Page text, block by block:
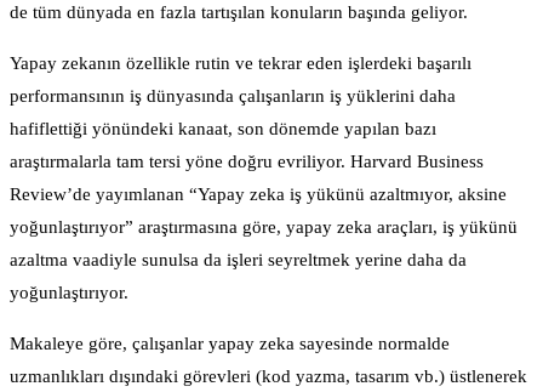
de tüm dünyada en fazla tartışılan konuların başında geliyor.
Yapay zekanın özellikle rutin ve tekrar eden işlerdeki başarılı
performansının iş dünyasında çalışanların iş yüklerini daha
hafiflettiği yönündeki kanaat, son dönemde yapılan bazı
araştırmalarla tam tersi yöne doğru evriliyor. Harvard Business
Review’de yayımlanan “Yapay zeka iş yükünü azaltmıyor, aksine
yoğunlaştırıyor” araştırmasına göre, yapay zeka araçları, iş yükünü
azaltma vaadiyle sunulsa da işleri seyreltmek yerine daha da
yoğunlaştırıyor.
Makaleye göre, çalışanlar yapay zeka sayesinde normalde
uzmanlıkları dışındaki görevleri (kod yazma, tasarım vb.) üstlenerek